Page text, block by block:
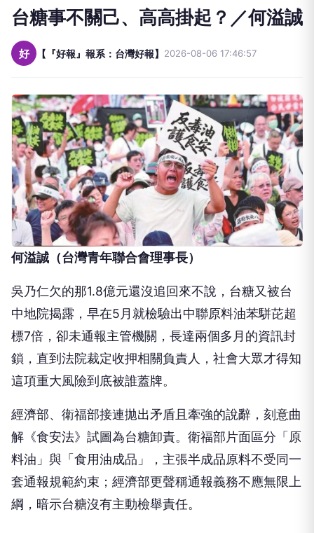
台糖事不關己、高高掛起？／何溢誠
好 【『好報』報系：台灣好報】 2026-08-06 17:46:57
何溢誠（台灣青年聯合會理事長）
吳乃仁欠的那1.8億元還沒追回來不說，台糖又被台
中地院揭露，早在5月就檢驗出中聯原料油苯駢芘超
標7倍，卻未通報主管機關，長達兩個多月的資訊封
鎖，直到法院裁定收押相關負責人，社會大眾才得知
這項重大風險到底被誰蓋牌。
經濟部、衛福部接連拋出矛盾且牽強的說辭，刻意曲
解《食安法》試圖為台糖卸責。衛福部片面區分「原
料油」與「食用油成品」，主張半成品原料不受同一
套通報規範約束；經濟部更聲稱通報義務不應無限上
綱，暗示台糖沒有主動檢舉責任。